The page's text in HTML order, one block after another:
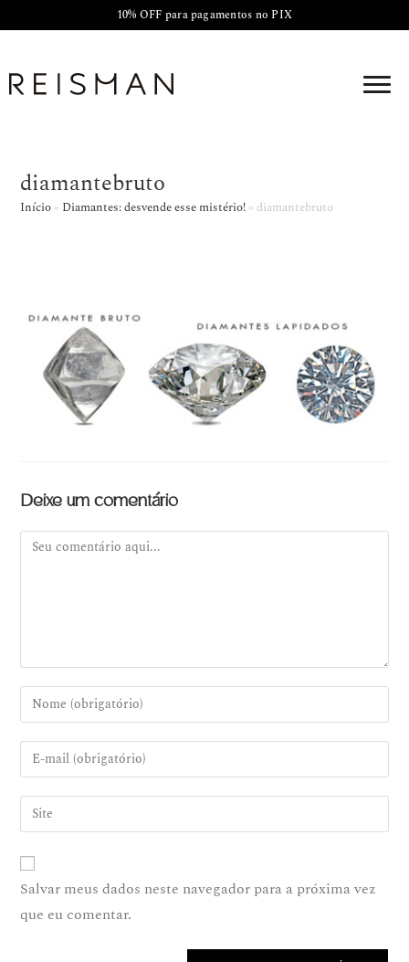
10% OFF para pagamentos no PIX
diamantebruto
Início » Diamantes: desvende esse mistério! » diamantebruto
Deixe um comentário
Salvar meus dados neste navegador para a próxima vez
que eu comentar.